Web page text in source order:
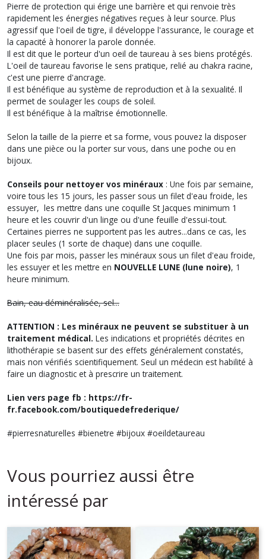
Pierre de protection qui érige une barrière et qui renvoie très
rapidement les énergies négatives reçues à leur source. Plus
agressif que l'oeil de tigre, il développe l'assurance, le courage et
la capacité à honorer la parole donnée.
Il est dit que le porteur d'un oeil de taureau à ses biens protégés.
L'oeil de taureau favorise le sens pratique, relié au chakra racine,
c'est une pierre d'ancrage.
Il est bénéfique au système de reproduction et à la sexualité. Il
permet de soulager les coups de soleil.
Il est bénéfique à la maîtrise émotionnelle.
Selon la taille de la pierre et sa forme, vous pouvez la disposer
dans une pièce ou la porter sur vous, dans une poche ou en
bijoux.
Conseils pour nettoyer vos minéraux : Une fois par semaine,
voire tous les 15 jours, les passer sous un filet d'eau froide, les
essuyer, les mettre dans une coquille St Jacques minimum 1
heure et les couvrir d'un linge ou d'une feuille d'essui-tout.
Certaines pierres ne supportent pas les autres...dans ce cas, les
placer seules (1 sorte de chaque) dans une coquille.
Une fois par mois, passer les minéraux sous un filet d'eau froide,
les essuyer et les mettre en NOUVELLE LUNE (lune noire), 1
heure minimum.
Bain, eau déminéralisée, sel...
ATTENTION : Les minéraux ne peuvent se substituer à un
traitement médical. Les indications et propriétés décrites en
lithothérapie se basent sur des effets généralement constatés,
mais non vérifiés scientifiquement. Seul un médecin est habilité à
faire un diagnostic et à prescrire un traitement.
Lien vers page fb : https://fr-
fr.facebook.com/boutiquedefrederique/
#pierresnaturelles #bienetre #bijoux #oeildetaureau
Vous pourriez aussi être
intéressé par